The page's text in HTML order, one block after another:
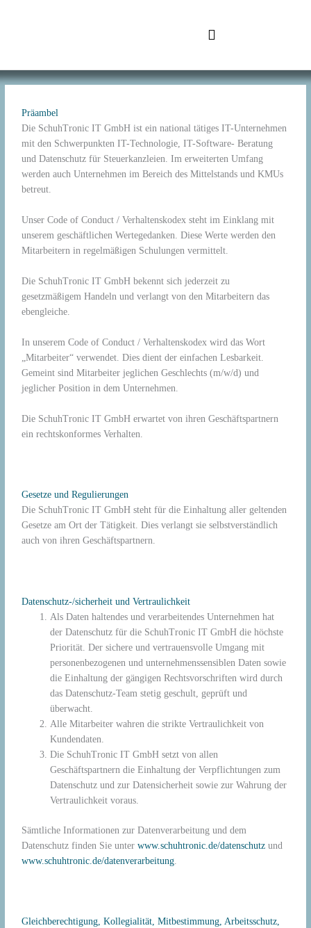
Präambel
Die SchuhTronic IT GmbH ist ein national tätiges IT-Unternehmen
mit den Schwerpunkten IT-Technologie, IT-Software- Beratung
und Datenschutz für Steuerkanzleien. Im erweiterten Umfang
werden auch Unternehmen im Bereich des Mittelstands und KMUs
betreut.
Unser Code of Conduct / Verhaltenskodex steht im Einklang mit
unserem geschäftlichen Wertegedanken. Diese Werte werden den
Mitarbeitern in regelmäßigen Schulungen vermittelt.
Die SchuhTronic IT GmbH bekennt sich jederzeit zu
gesetzmäßigem Handeln und verlangt von den Mitarbeitern das
ebengleiche.
In unserem Code of Conduct / Verhaltenskodex wird das Wort
„Mitarbeiter“ verwendet. Dies dient der einfachen Lesbarkeit.
Gemeint sind Mitarbeiter jeglichen Geschlechts (m/w/d) und
jeglicher Position in dem Unternehmen.
Die SchuhTronic IT GmbH erwartet von ihren Geschäftspartnern
ein rechtskonformes Verhalten.
Gesetze und Regulierungen
Die SchuhTronic IT GmbH steht für die Einhaltung aller geltenden
Gesetze am Ort der Tätigkeit. Dies verlangt sie selbstverständlich
auch von ihren Geschäftspartnern.
Datenschutz-/sicherheit und Vertraulichkeit
Als Daten haltendes und verarbeitendes Unternehmen hat
der Datenschutz für die SchuhTronic IT GmbH die höchste
Priorität. Der sichere und vertrauensvolle Umgang mit
personenbezogenen und unternehmenssensiblen Daten sowie
die Einhaltung der gängigen Rechtsvorschriften wird durch
das Datenschutz-Team stetig geschult, geprüft und
überwacht.
Alle Mitarbeiter wahren die strikte Vertraulichkeit von
Kundendaten.
Die SchuhTronic IT GmbH setzt von allen
Geschäftspartnern die Einhaltung der Verpflichtungen zum
Datenschutz und zur Datensicherheit sowie zur Wahrung der
Vertraulichkeit voraus.
Sämtliche Informationen zur Datenverarbeitung und dem
Datenschutz finden Sie unterwww.schuhtronic.de/datenschutz und
www.schuhtronic.de/datenverarbeitung
Gleichberechtigung, Kollegialität, Mitbestimmung, Arbeitsschutz,